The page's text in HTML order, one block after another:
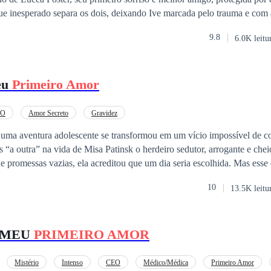
inesperado separa os dois, deixando Ive marcada pelo trauma e com
a salvar vidas como a madrinha Lara, enquanto o passado insiste
lugares mais improváveis, e que o verdadeiro encontro com o
9.8 6.0K
Primeiro Amor
Amor Secreto Gravidez
aventura adolescente se transformou em um vício impossível de
Misa Patinsk o herdeiro sedutor, arrogante e cheio de segredos.
promessas vazias, ela acreditou que um dia seria escolhida. Mas esse
leal e disposto a dar a ela tudo o que Misa nunca ofereceu. Com
perfeita, cada segredo pode virar arma. E cada escolha, uma
esteve ao lado dela?
10 13.5K
PRIMEIRO AMOR
Mistério Intenso CEO Médico/Médica Primeiro Amor